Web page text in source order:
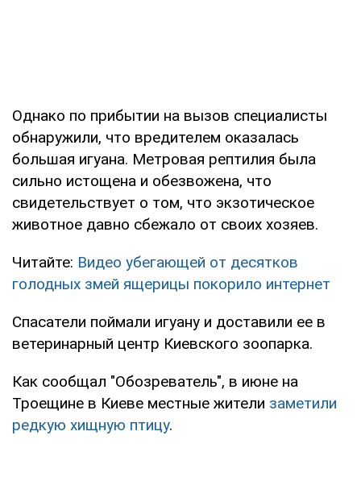
Однако по прибытии на вызов специалисты
обнаружили, что вредителем оказалась
большая игуана. Метровая рептилия была
сильно истощена и обезвожена, что
свидетельствует о том, что экзотическое
животное давно сбежало от своих хозяев.
Читайте: Видео убегающей от десятков
голодных змей ящерицы покорило интернет
Спасатели поймали игуану и доставили ее в
ветеринарный центр Киевского зоопарка.
Как сообщал "Обозреватель", в июне на
Троещине в Киеве местные жители заметили
редкую хищную птицу.